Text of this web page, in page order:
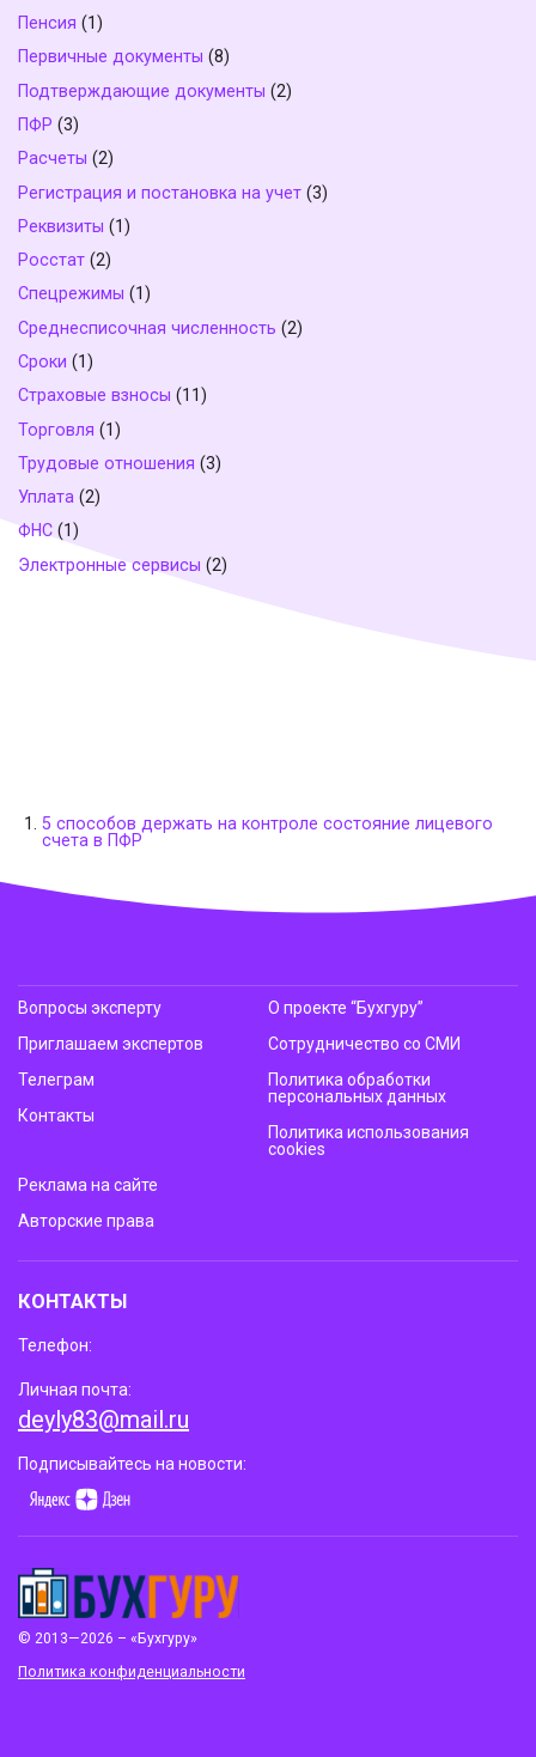
Пенсия (1)
Первичные документы (8)
Подтверждающие документы (2)
ПФР (3)
Расчеты (2)
Регистрация и постановка на учет (3)
Реквизиты (1)
Росстат (2)
Спецрежимы (1)
Среднесписочная численность (2)
Сроки (1)
Страховые взносы (11)
Торговля (1)
Трудовые отношения (3)
Уплата (2)
ФНС (1)
Электронные сервисы (2)
5 способов держать на контроле состояние лицевого
счета в ПФР
© 2013—2026 – «Бухгуру»
Политика конфиденциальности
Вопросы эксперту
Приглашаем экспертов
Телеграм
Контакты
О проекте “Бухгуру”
Сотрудничество со СМИ
Политика обработки
персональных данных
Политика использования
cookies
Реклама на сайте
Авторские права
КОНТАКТЫ
Телефон:
Личная почта:
deyly83@mail.ru
Подписывайтесь на новости: